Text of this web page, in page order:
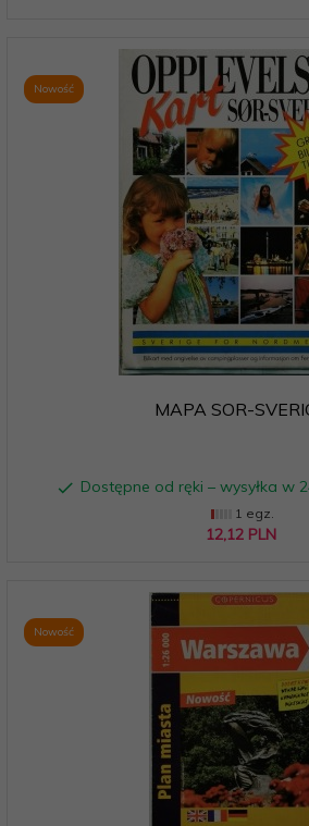
Nowość
MAPA SOR-
Dostępne od ręki – wysyłka w
1 egz.
12,12 PLN
Nowość